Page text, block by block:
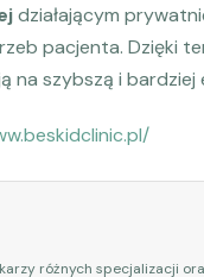
działającym
pacjenta. Dzięki
na szybszą i
różnych specjalizacji